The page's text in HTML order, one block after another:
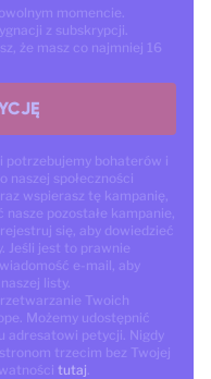
momencie.
z subskrypcji.
że masz co najmniej 16
potrzebujemy bohaterów i
naszej społeczności
wspierasz tę kampanię,
pozostałe kampanie,
się, aby dowiedzieć
Jeśli jest to prawnie
e-mail, aby
listy.
Twoich
Możemy udostępnić
adresatowi petycji. Nigdy
trzecim bez Twojej
tutaj